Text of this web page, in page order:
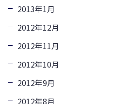
2013年1月
2012年12月
2012年11月
2012年10月
2012年9月
2012年8月